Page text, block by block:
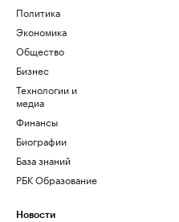
Политика
Экономика
Общество
Бизнес
Технологии и
медиа
Финансы
Биографии
База знаний
РБК Образование
Новости